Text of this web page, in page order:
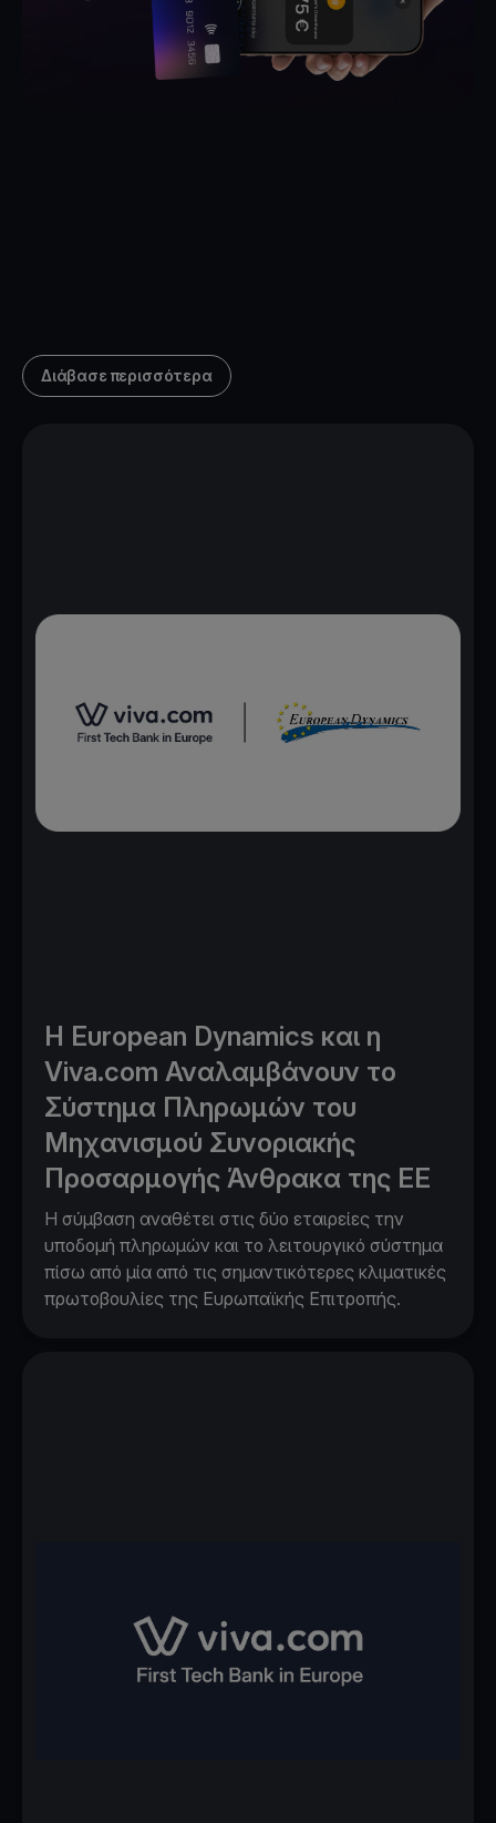
Διάβασε περισσότερα
Η European Dynamics και η
Viva.com Αναλαμβάνουν το
Σύστημα Πληρωμών του
Μηχανισμού Συνοριακής
Προσαρμογής Άνθρακα της ΕΕ
Η σύμβαση αναθέτει στις δύο εταιρείες την
υποδομή πληρωμών και το λειτουργικό σύστημα
πίσω από μία από τις σημαντικότερες κλιματικές
πρωτοβουλίες της Ευρωπαϊκής Επιτροπής.